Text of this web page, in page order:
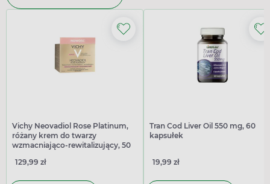
Vichy Neovadiol Rose Platinum,
różany krem do twarzy
wzmacniająco-rewitalizujący, 50
129,99 zł
Tran Cod Liver Oil 550 mg, 60
kapsułek
19,99 zł